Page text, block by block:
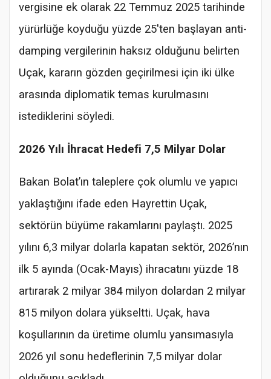
vergisine ek olarak 22 Temmuz 2025 tarihinde
yürürlüğe koyduğu yüzde 25'ten başlayan anti-
damping vergilerinin haksız olduğunu belirten
Uçak, kararın gözden geçirilmesi için iki ülke
arasında diplomatik temas kurulmasını
istediklerini söyledi.
2026 Yılı İhracat Hedefi 7,5 Milyar Dolar
Bakan Bolat’ın taleplere çok olumlu ve yapıcı
yaklaştığını ifade eden Hayrettin Uçak,
sektörün büyüme rakamlarını paylaştı. 2025
yılını 6,3 milyar dolarla kapatan sektör, 2026’nın
ilk 5 ayında (Ocak-Mayıs) ihracatını yüzde 18
artırarak 2 milyar 384 milyon dolardan 2 milyar
815 milyon dolara yükseltti. Uçak, hava
koşullarının da üretime olumlu yansımasıyla
2026 yıl sonu hedeflerinin 7,5 milyar dolar